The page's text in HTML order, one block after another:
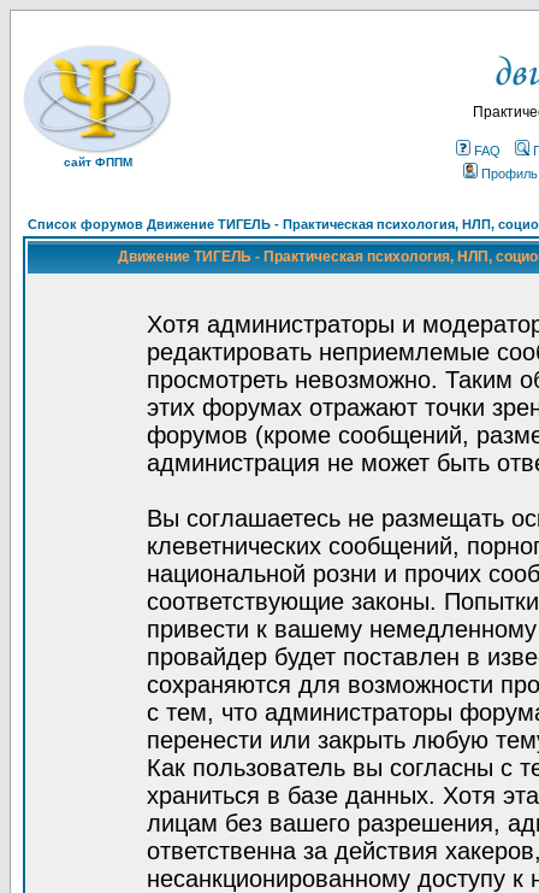
сайт ФППМ
FAQ
Профиль
Список форумов Движение ТИГЕЛЬ - Практическая психология, НЛП,
Движение ТИГЕЛЬ - Практическая психология, НЛП,
Хотя администраторы и
редактировать неприемлемые
просмотреть невозможно. Таким
этих форумах отражают точки
форумов (кроме сообщений,
администрация не может быть
Вы соглашаетесь не размещать
клеветнических сообщений,
национальной розни и прочих
соответствующие законы.
привести к вашему
провайдер будет поставлен в
сохраняются для возможности
с тем, что администраторы
перенести или закрыть любую
Как пользователь вы согласны с
храниться в базе данных. Хотя
лицам без вашего разрешения,
ответственна за действия
несанкционированному доступу к